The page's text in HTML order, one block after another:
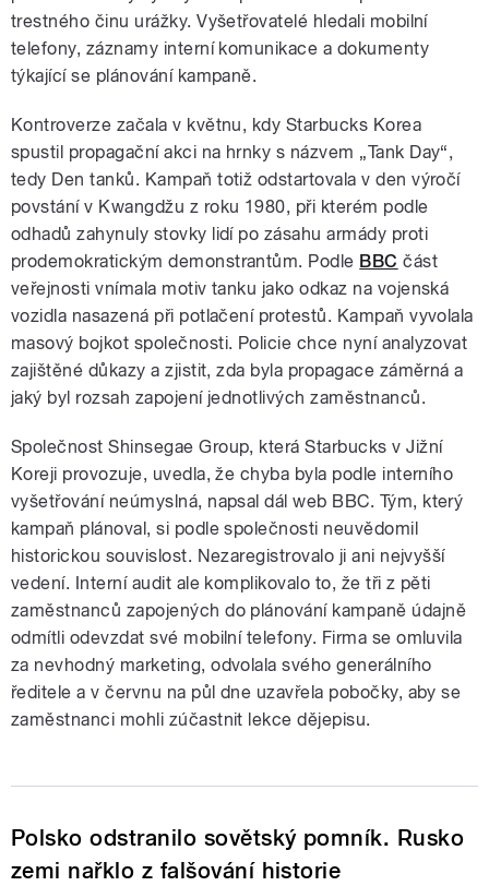
trestného činu urážky. Vyšetřovatelé hledali mobilní
telefony, záznamy interní komunikace a dokumenty
týkající se plánování kampaně.
Kontroverze začala v květnu, kdy Starbucks Korea
spustil propagační akci na hrnky s názvem „Tank Day“,
tedy Den tanků. Kampaň totiž odstartovala v den výročí
povstání v Kwangdžu z roku 1980, při kterém podle
odhadů zahynuly stovky lidí po zásahu armády proti
prodemokratickým demonstrantům. Podle BBC část
veřejnosti vnímala motiv tanku jako odkaz na vojenská
vozidla nasazená při potlačení protestů. Kampaň vyvolala
masový bojkot společnosti. Policie chce nyní analyzovat
zajištěné důkazy a zjistit, zda byla propagace záměrná a
jaký byl rozsah zapojení jednotlivých zaměstnanců.
Společnost Shinsegae Group, která Starbucks v Jižní
Koreji provozuje, uvedla, že chyba byla podle interního
vyšetřování neúmyslná, napsal dál web BBC. Tým, který
kampaň plánoval, si podle společnosti neuvědomil
historickou souvislost. Nezaregistrovalo ji ani nejvyšší
vedení. Interní audit ale komplikovalo to, že tři z pěti
zaměstnanců zapojených do plánování kampaně údajně
odmítli odevzdat své mobilní telefony. Firma se omluvila
za nevhodný marketing, odvolala svého generálního
ředitele a v červnu na půl dne uzavřela pobočky, aby se
zaměstnanci mohli zúčastnit lekce dějepisu.
Polsko odstranilo sovětský pomník. Rusko
zemi nařklo z falšování historie